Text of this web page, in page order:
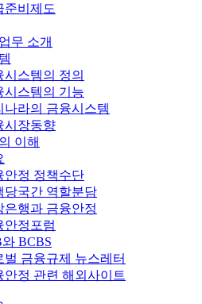
준비제도
무 소개
시스템의 정의
시스템의 기능
나라의 금융시스템
시장동향
이해
안정 정책수단
당국간 역할분담
은행과 금융안정
안정포럼
와 BCBS
벌 금융규제 뉴스레터
안정 관련 해외사이트